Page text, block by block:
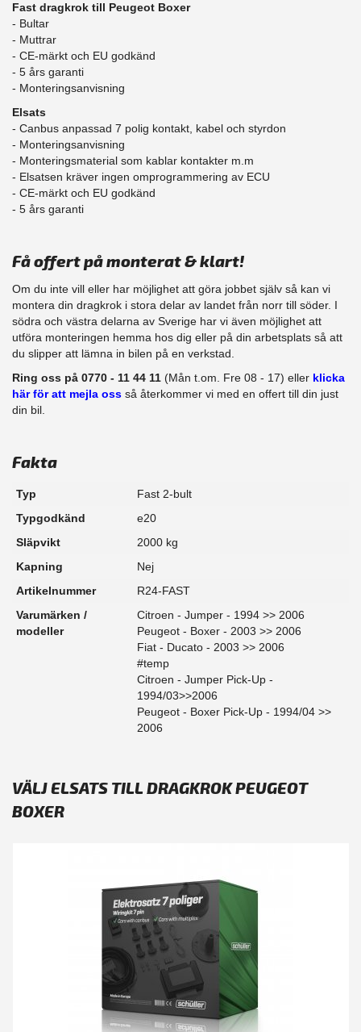
Fast dragkrok till Peugeot Boxer
- Bultar
- Muttrar
- CE-märkt och EU godkänd
​- 5 års garanti
- Monteringsanvisning
Elsats
- Canbus anpassad 7 polig kontakt, kabel och styrdon
- Monteringsanvisning
- Monteringsmaterial som kablar kontakter m.m
- Elsatsen kräver ingen omprogrammering av ECU
- CE-märkt och EU godkänd
​- 5 års garanti
Få offert på monterat & klart!
Om du inte vill eller har möjlighet att göra jobbet själv så kan vi
montera din dragkrok i stora delar av landet från norr till söder. I
södra och västra delarna av Sverige har vi även möjlighet att
​utföra monteringen hemma hos dig eller på din arbetsplats så att
du slipper att lämna in bilen på en verkstad.
Ring oss på 0770 - 11 44 11 (Mån t.om. Fre 08 - 17) eller klicka
här för att mejla oss så återkommer vi med en offert till din just
din bil.
Fakta
Typ
Fast 2-bult
Typgodkänd
e20
Släpvikt
2000 kg
Kapning
Nej
Artikelnummer
R24-FAST
Varumärken /
modeller
Citroen - Jumper - 1994 >> 2006
Peugeot - Boxer - 2003 >> 2006
Fiat - Ducato - 2003 >> 2006
#temp
Citroen - Jumper Pick-Up -
1994/03>>2006
Peugeot - Boxer Pick-Up - 1994/04 >>
2006
VÄLJ ELSATS TILL DRAGKROK PEUGEOT
BOXER